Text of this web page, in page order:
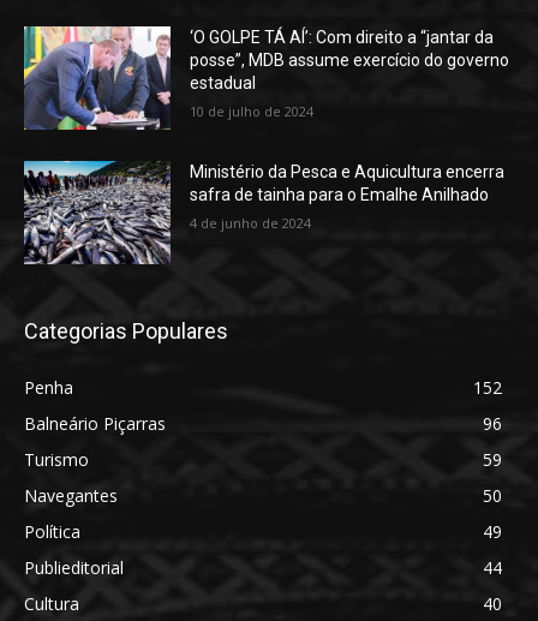
‘O GOLPE TÁ AÍ’: Com direito a “jantar da
posse”, MDB assume exercício do governo
estadual
10 de julho de 2024
Ministério da Pesca e Aquicultura encerra
safra de tainha para o Emalhe Anilhado
4 de junho de 2024
Categorias Populares
Penha
152
Balneário Piçarras
96
Turismo
59
Navegantes
50
Política
49
Publieditorial
44
Cultura
40